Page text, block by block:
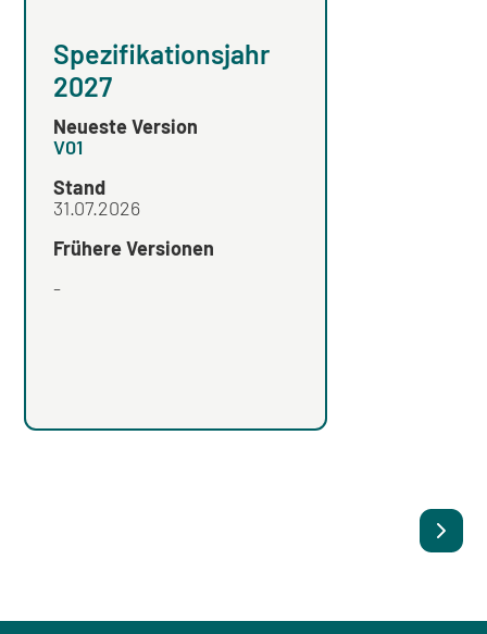
Spezifikationsjahr
2027
Neueste Version
V01
Stand
31.07.2026
Frühere Versionen
-